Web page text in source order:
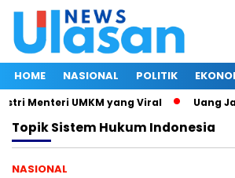
HOME NASIONAL POLITIK
Menteri UMKM yang Viral Uang
TopikSistem Hukum Indonesia
NASIONAL